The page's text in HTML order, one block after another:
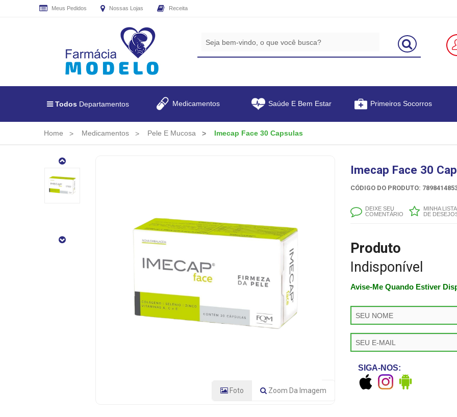
Meus Pedidos Nossas Lojas Receita
Todos Departamentos Medicamentos Saúde E Bem Estar Primeiros Socorros
Home Medicamentos Pele E Mucosa Imecap Face 30 Capsulas
Face
CÓDIGO
Foto Zoom Da Imagem
Imecap Face 30
CÓDIGO DO PRODUTO:
DEIXE SEU
COMENTÁRIO
MINHA LISTA
DE
Produto
Indisponível
Avise-Me Quando Estiver
SIGA-NOS:
CADASTRE
SEU
MAIL
E
TODAS
PROMOÇÕES